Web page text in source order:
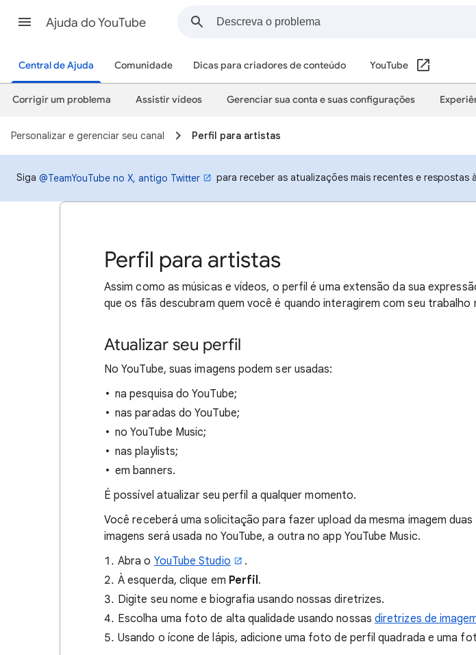
Ajuda do YouTube
Central de Ajuda Comunidade Dicas para criadores de conteúdo YouTube
Corrigir um problema Assistir vídeos Gerenciar sua conta e suas configurações
Personalizar e gerenciar seu canal Perfil para artistas
Siga @TeamYouTube no X, antigo Twitter para receber as atualizações mais recentes e respostas
Perfil para artistas
Assim como as músicas e vídeos, o perfil é uma extensão da sua
que os fãs descubram quem você é quando interagirem com seu trabalho
Atualizar seu perfil
No YouTube, suas imagens podem ser usadas:
na pesquisa do YouTube;
nas paradas do YouTube;
no YouTube Music;
nas playlists;
em banners.
É possível atualizar seu perfil a qualquer momento.
Você receberá uma solicitação para fazer upload da mesma imagem duas
imagens será usada no YouTube, a outra no app YouTube Music.
Abra o YouTube Studio
.
À esquerda, clique em Perfil.
Digite seu nome e biografia usando nossas diretrizes.
Escolha uma foto de alta qualidade usando nossas diretrizes de
Usando o ícone de lápis, adicione uma foto de perfil quadrada e uma